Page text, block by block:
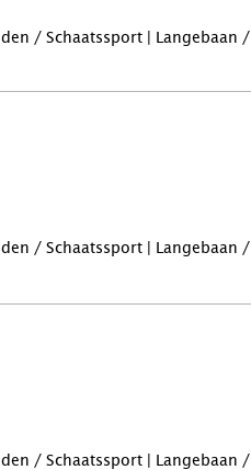
/ Schaatssport | Langebaan /
/ Schaatssport | Langebaan /
/ Schaatssport | Langebaan /